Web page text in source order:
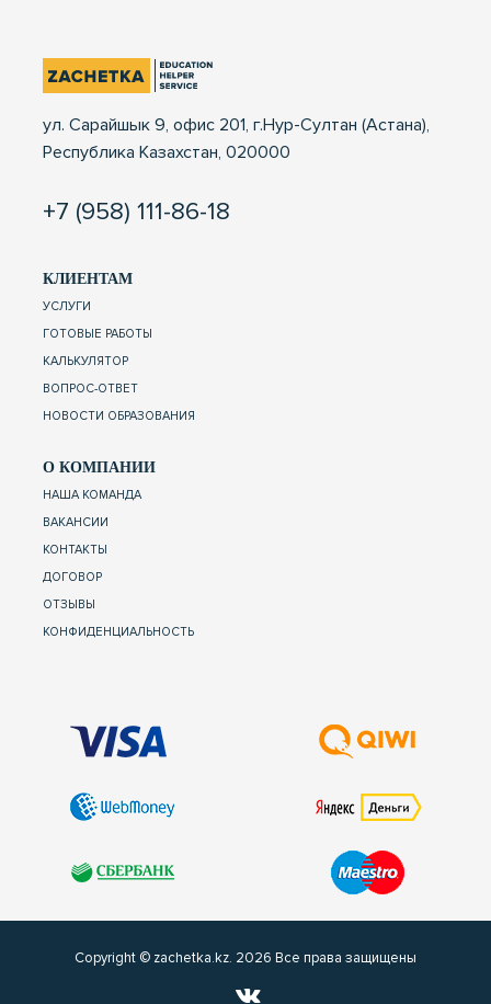
ул. Сарайшык 9, офис 201, г.Нур-Султан (Астана),
Республика Казахстан, 020000
+7 (958) 111-86-18
КЛИЕНТАМ
УСЛУГИ
ГОТОВЫЕ РАБОТЫ
КАЛЬКУЛЯТОР
ВОПРОС-ОТВЕТ
НОВОСТИ ОБРАЗОВАНИЯ
О КОМПАНИИ
НАША КОМАНДА
ВАКАНСИИ
КОНТАКТЫ
ДОГОВОР
ОТЗЫВЫ
КОНФИДЕНЦИАЛЬНОСТЬ
Copyright © zachetka.kz. 2026 Все права защищены